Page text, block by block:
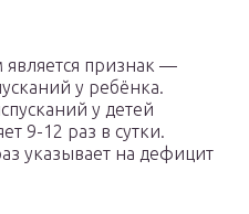
признак —
у ребёнка.
у детей
9-12 раз в сутки.
указывает на дефицит